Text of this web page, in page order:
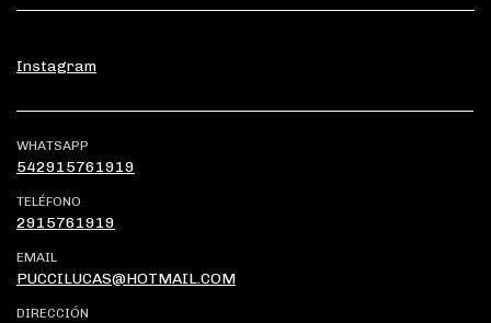
Instagram
WHATSAPP
542915761919
TELÉFONO
2915761919
EMAIL
PUCCILUCAS@HOTMAIL.COM
DIRECCIÓN